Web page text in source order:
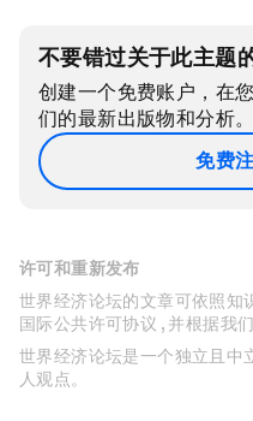
不要错过关于此主题
创建一个免费账户，在
们的最新出版物和分析。
免费
许可和重新发布
世界经济论坛的文章可依照知
国际公共许可协议 , 并根据我
世界经济论坛是一个独立且中
人观点。